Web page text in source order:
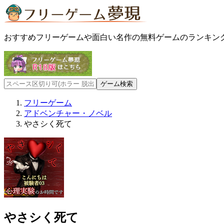
おすすめフリーゲームや面白い名作の無料ゲームのランキン
フリーゲーム
アドベンチャー・ノベル
やさシく死て
やさシく死て